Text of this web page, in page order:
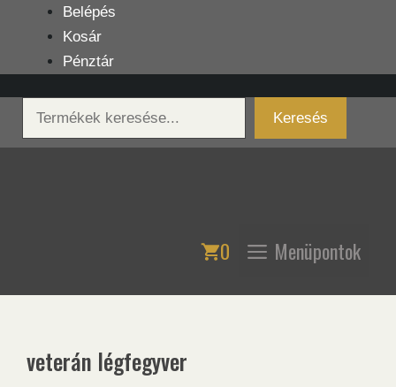
tartalomba
Belépés
Kosár
Pénztár
Keresés
Keresés
0 Menüpontok
veterán légfegyver